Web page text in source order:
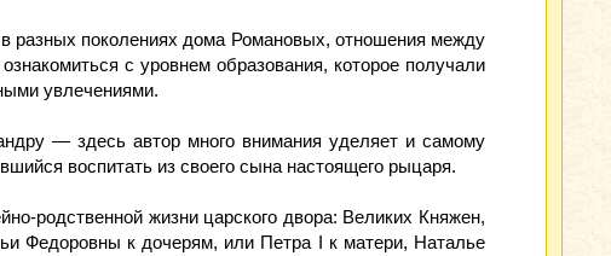
в разных поколениях дома Романовых, отношения между
с уровнем образования, которое получали
увлечениями.
— здесь автор много внимания уделяет и самому
воспитать из своего сына настоящего рыцаря.
родственной жизни царского двора: Великих Княжен,
Федоровны к дочерям, или Петра I к матери, Наталье